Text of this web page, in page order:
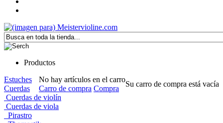
Productos
No hay artículos en el carro
Carro de compra Compra
Su carro de compra está vacía
Estuches
Cuerdas
Cuerdas de violín
Cuerdas de viola
Pirastro